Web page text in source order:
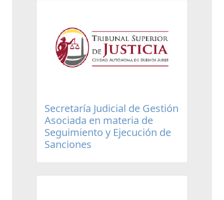
Secretaría Judicial de Gestión
Asociada en materia de
Seguimiento y Ejecución de
Sanciones